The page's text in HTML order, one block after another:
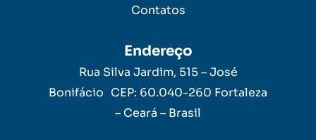
Contatos
Endereço
Rua Silva Jardim, 515 – José
Bonifácio CEP: 60.040-260 Fortaleza
– Ceará – Brasil